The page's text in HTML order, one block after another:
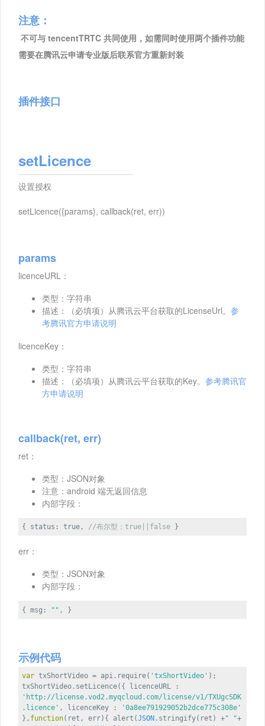
注意：
不可与 tencentTRTC 共同使用，如需同时使用两个插件功能
需要在腾讯云申请专业版后联系官方重新封装
插件接口
setLicence
设置授权
setLicence({params}, callback(ret, err))
params
licenceURL：
类型：字符串
描述：（必填项）从腾讯云平台获取的LicenseUrl。 参
考腾讯官方申请说明
licenceKey：
类型：字符串
描述：（必填项）从腾讯云平台获取的Key。 参考腾讯官
方申请说明
callback(ret, err)
ret：
类型：JSON对象
注意：android 端无返回信息
内部字段：
{ status :true, //布尔型；true||false }
err：
类型：JSON对象
内部字段：
{msg : "" , }
示例代码
var txShortVideo = api.require( 'txShortVideo' );
txShortVideo.setLicence({ licenceURL :
'http://license.vod2.myqcloud.com/license/v1/TXUgcSDK
.licence' , licenceKey :
'0a8ee791929052b2dce775c308e'
}, function( ret, err) { alert(JSON .stringify(ret) +" "+